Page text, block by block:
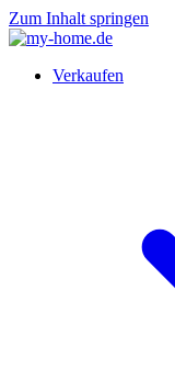
Zum Inhalt springen
Verkaufen